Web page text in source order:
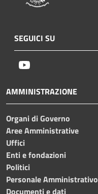
SEGUICI SU
AMMINISTRAZIONE
Organi di Governo
Aree Amministrative
Uffici
Enti e fondazioni
Politici
Personale Amministrativo
Documenti e dati